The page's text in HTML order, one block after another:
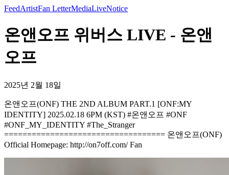
FeedArtistFan LetterMediaLiveNotice
온앤오프 위버스 LIVE - 온앤
오프
2025년 2월 18일
온앤오프(ONF) THE 2ND ALBUM PART.1 [ONF:MY
IDENTITY] 2025.02.18 6PM (KST) #온앤오프 #ONF
#ONF_MY_IDENTITY #The_Stranger
=================================== 온앤오프(ONF)
Official Homepage: http://on7off.com/ Fan